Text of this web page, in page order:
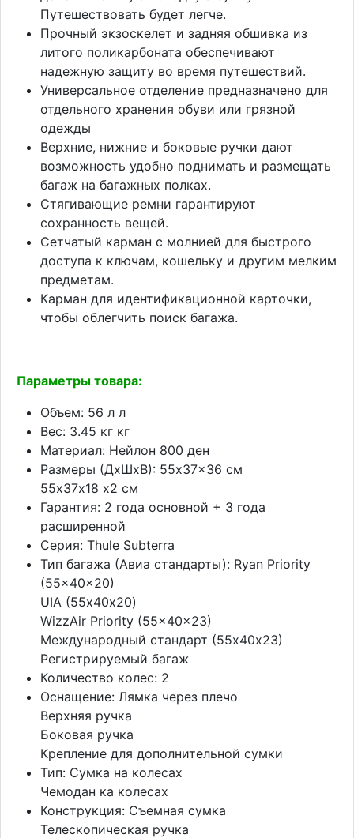
Путешествовать будет легче.
Прочный экзоскелет и задняя обшивка из
литого поликарбоната обеспечивают
надежную защиту во время путешествий.
Универсальное отделение предназначено для
отдельного хранения обуви или грязной
одежды
Верхние, нижние и боковые ручки дают
возможность удобно поднимать и размещать
багаж на багажных полках.
Стягивающие ремни гарантируют
сохранность вещей.
Сетчатый карман с молнией для быстрого
доступа к ключам, кошельку и другим мелким
предметам.
Карман для идентификационной карточки,
чтобы облегчить поиск багажа.
Параметры товара:
Объем: 56 л л
Вес: 3.45 кг кг
Материал: Нейлон 800 ден
Размеры (ДхШхВ): 55x37x36 см
55x37х18 x2 см
Гарантия: 2 года основной + 3 года
расширенной
Серия: Thule Subterra
Тип багажа (Авиа стандарты): Ryan Priority
(55x40x20)
UIA (55х40х20)
WizzAir Priority (55x40x23)
Международный стандарт (55х40х23)
Регистрируемый багаж
Количество колес: 2
Оснащение: Лямка через плечо
Верхняя ручка
Боковая ручка
Крепление для дополнительной сумки
Тип: Сумка на колесах
Чемодан ка колесах
Конструкция: Съемная сумка
Телескопическая ручка